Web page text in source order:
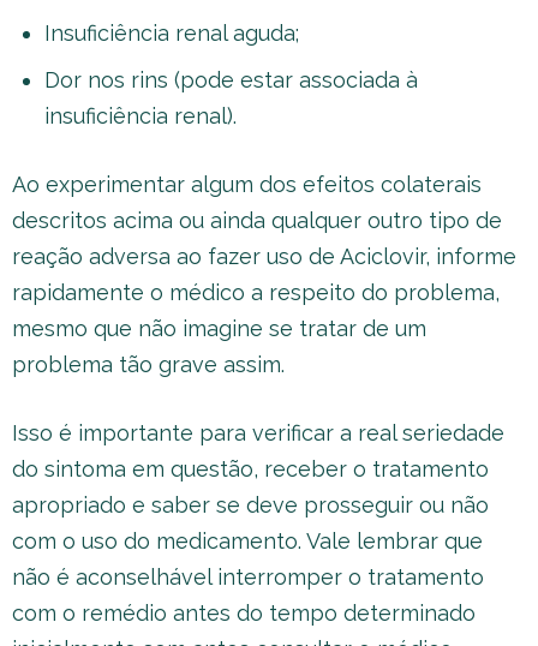
Insuficiência renal aguda;
Dor nos rins (pode estar associada à
insuficiência renal).
Ao experimentar algum dos efeitos colaterais
descritos acima ou ainda qualquer outro tipo de
reação adversa ao fazer uso de Aciclovir, informe
rapidamente o médico a respeito do problema,
mesmo que não imagine se tratar de um
problema tão grave assim.
Isso é importante para verificar a real seriedade
do sintoma em questão, receber o tratamento
apropriado e saber se deve prosseguir ou não
com o uso do medicamento. Vale lembrar que
não é aconselhável interromper o tratamento
com o remédio antes do tempo determinado